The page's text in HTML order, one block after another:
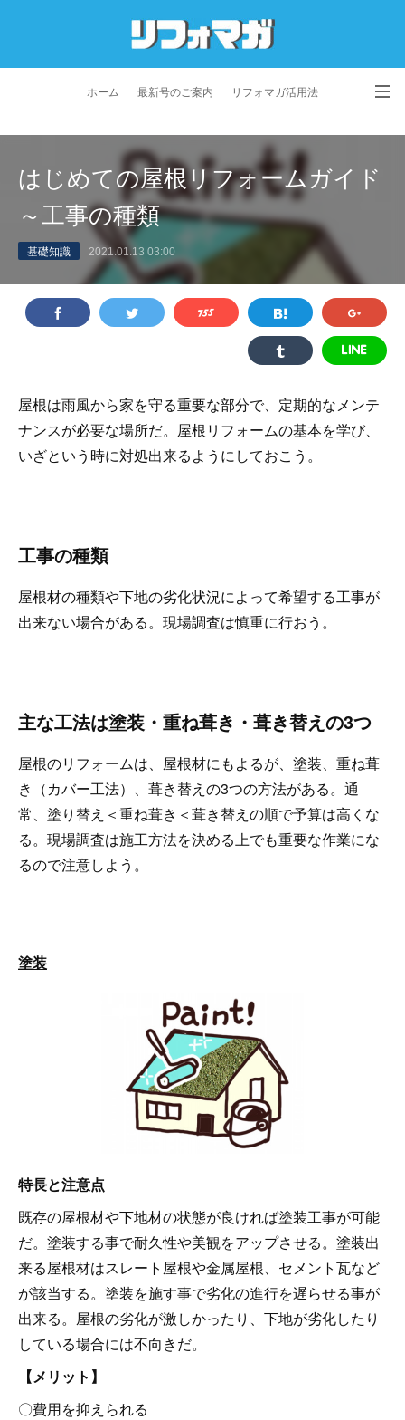
ホーム 最新号のご案内 リフォマガ活用法
プライバシーポリシー 利用規約 会社概要
はじめての屋根リフォームガイド
～工事の種類
基礎知識 2021.01.13 03:00
屋根は雨風から家を守る重要な部分で、定期的なメンテ
ナンスが必要な場所だ。屋根リフォームの基本を学び、
いざという時に対処出来るようにしておこう。
工事の種類
屋根材の種類や下地の劣化状況によって希望する工事が
出来ない場合がある。現場調査は慎重に行おう。
主な工法は塗装・重ね葺き・葺き替えの3つ
屋根のリフォームは、屋根材にもよるが、塗装、重ね葺
き（カバー工法）、葺き替えの3つの方法がある。通
常、塗り替え＜重ね葺き＜葺き替えの順で予算は高くな
る。現場調査は施工方法を決める上でも重要な作業にな
るので注意しよう。
塗装
特長と注意点
既存の屋根材や下地材の状態が良ければ塗装工事が可能
だ。塗装する事で耐久性や美観をアップさせる。塗装出
来る屋根材はスレート屋根や金属屋根、セメント瓦など
が該当する。塗装を施す事で劣化の進行を遅らせる事が
出来る。屋根の劣化が激しかったり、下地が劣化したり
している場合には不向きだ。
【メリット】
〇費用を抑えられる